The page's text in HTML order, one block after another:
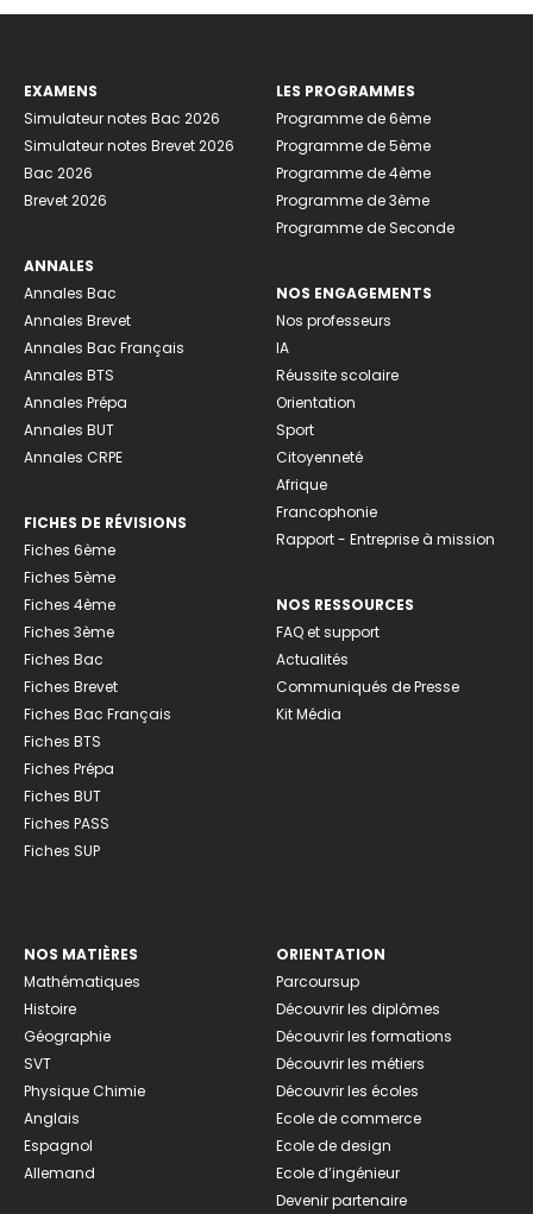
EXAMENS
Simulateur notes Bac 2026
Simulateur notes Brevet 2026
Bac 2026
Brevet 2026
ANNALES
Annales Bac
Annales Brevet
Annales Bac Français
Annales BTS
Annales Prépa
Annales BUT
Annales CRPE
FICHES DE RÉVISIONS
Fiches 6ème
Fiches 5ème
Fiches 4ème
Fiches 3ème
Fiches Bac
Fiches Brevet
Fiches Bac Français
Fiches BTS
Fiches Prépa
Fiches BUT
Fiches PASS
Fiches SUP
LES PROGRAMMES
Programme de 6ème
Programme de 5ème
Programme de 4ème
Programme de 3ème
Programme de Seconde
NOS ENGAGEMENTS
Nos professeurs
IA
Réussite scolaire
Orientation
Sport
Citoyenneté
Afrique
Francophonie
Rapport - Entreprise à mission
NOS RESSOURCES
FAQ et support
Actualités
Communiqués de Presse
Kit Média
NOS MATIÈRES
Mathématiques
Histoire
Géographie
SVT
Physique Chimie
Anglais
Espagnol
Allemand
ORIENTATION
Parcoursup
Découvrir les diplômes
Découvrir les formations
Découvrir les métiers
Découvrir les écoles
Ecole de commerce
Ecole de design
Ecole d’ingénieur
Devenir partenaire